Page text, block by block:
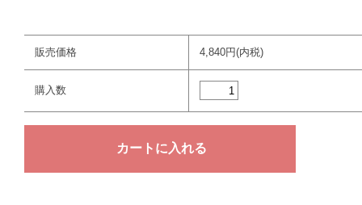
販売価格 4,840円(内税)
購入数